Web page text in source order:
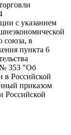
с указанием
союза, в
пункта 6
№ 353 "Об
в Российской
приказом
Российской